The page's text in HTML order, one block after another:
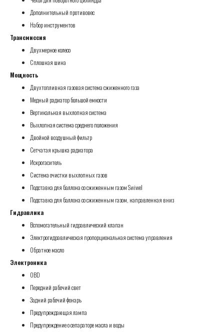
Дополнительный противовес
Набор инструментов
Трансмиссия
Двухмерное колесо
Сплошная шина
Мощность
Двухтопливная газовая система сжиженного газа
Медный радиатор большой емкости
Вертикальная выхлопная система
Выхлопная система среднего положения
Двойной воздушный фильтр
Сетчатая крышка радиатора
Искрогаситель
Система очистки выхлопных газов
Подставка для баллона со сжиженным газом Swiwel
Подставка для баллона со сжиженным газом, направленная вниз
Гидравлика
Вспомогательный гидравлический клапан
Электрогидравлическая пропорциональная система управления
Обратное масло
Электроника
OBD
Передний рабочий свет
Задний рабочий фонарь
Предупреждающая лампа
Предупреждение о сепараторе масла и воды